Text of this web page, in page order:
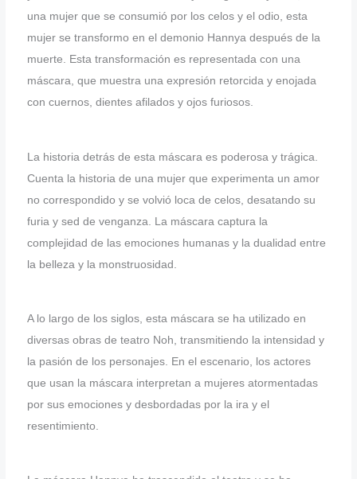
una mujer que se consumió por los celos y el odio, esta
mujer se transformo en el demonio Hannya después de la
muerte. Esta transformación es representada con una
máscara, que muestra una expresión retorcida y enojada
con cuernos, dientes afilados y ojos furiosos.
La historia detrás de esta máscara es poderosa y trágica.
Cuenta la historia de una mujer que experimenta un amor
no correspondido y se volvió loca de celos, desatando su
furia y sed de venganza. La máscara captura la
complejidad de las emociones humanas y la dualidad entre
la belleza y la monstruosidad.
A lo largo de los siglos, esta máscara se ha utilizado en
diversas obras de teatro Noh, transmitiendo la intensidad y
la pasión de los personajes. En el escenario, los actores
que usan la máscara interpretan a mujeres atormentadas
por sus emociones y desbordadas por la ira y el
resentimiento.